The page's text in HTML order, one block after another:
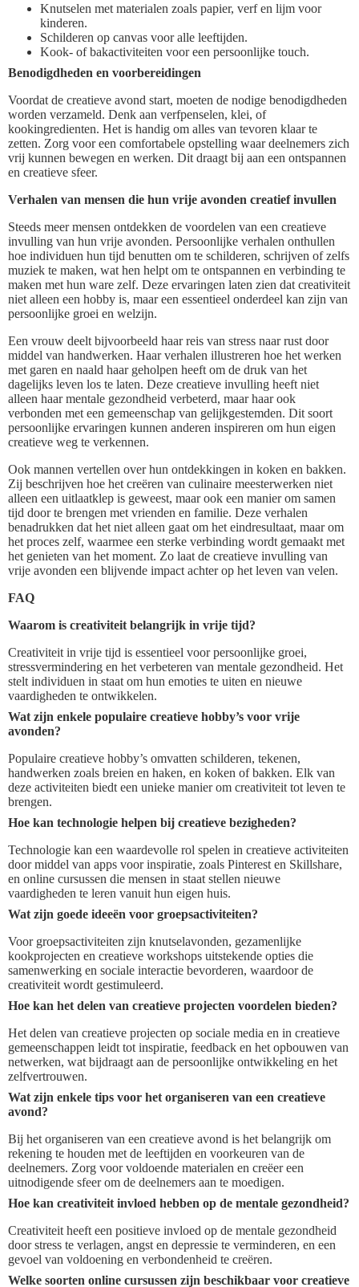
Knutselen met materialen zoals papier, verf en lijm voor
kinderen.
Schilderen op canvas voor alle leeftijden.
Kook- of bakactiviteiten voor een persoonlijke touch.
Benodigdheden en voorbereidingen
Voordat de creatieve avond start, moeten de nodige benodigdheden
worden verzameld. Denk aan verfpenselen, klei, of
kookingredienten. Het is handig om alles van tevoren klaar te
zetten. Zorg voor een comfortabele opstelling waar deelnemers zich
vrij kunnen bewegen en werken. Dit draagt bij aan een ontspannen
en creatieve sfeer.
Verhalen van mensen die hun vrije avonden creatief invullen
Steeds meer mensen ontdekken de voordelen van een creatieve
invulling van hun vrije avonden. Persoonlijke verhalen onthullen
hoe individuen hun tijd benutten om te schilderen, schrijven of zelfs
muziek te maken, wat hen helpt om te ontspannen en verbinding te
maken met hun ware zelf. Deze ervaringen laten zien dat creativiteit
niet alleen een hobby is, maar een essentieel onderdeel kan zijn van
persoonlijke groei en welzijn.
Een vrouw deelt bijvoorbeeld haar reis van stress naar rust door
middel van handwerken. Haar verhalen illustreren hoe het werken
met garen en naald haar geholpen heeft om de druk van het
dagelijks leven los te laten. Deze creatieve invulling heeft niet
alleen haar mentale gezondheid verbeterd, maar haar ook
verbonden met een gemeenschap van gelijkgestemden. Dit soort
persoonlijke ervaringen kunnen anderen inspireren om hun eigen
creatieve weg te verkennen.
Ook mannen vertellen over hun ontdekkingen in koken en bakken.
Zij beschrijven hoe het creëren van culinaire meesterwerken niet
alleen een uitlaatklep is geweest, maar ook een manier om samen
tijd door te brengen met vrienden en familie. Deze verhalen
benadrukken dat het niet alleen gaat om het eindresultaat, maar om
het proces zelf, waarmee een sterke verbinding wordt gemaakt met
het genieten van het moment. Zo laat de creatieve invulling van
vrije avonden een blijvende impact achter op het leven van velen.
FAQ
Waarom is creativiteit belangrijk in vrije tijd?
Creativiteit in vrije tijd is essentieel voor persoonlijke groei,
stressvermindering en het verbeteren van mentale gezondheid. Het
stelt individuen in staat om hun emoties te uiten en nieuwe
vaardigheden te ontwikkelen.
Wat zijn enkele populaire creatieve hobby’s voor vrije
avonden?
Populaire creatieve hobby’s omvatten schilderen, tekenen,
handwerken zoals breien en haken, en koken of bakken. Elk van
deze activiteiten biedt een unieke manier om creativiteit tot leven te
brengen.
Hoe kan technologie helpen bij creatieve bezigheden?
Technologie kan een waardevolle rol spelen in creatieve activiteiten
door middel van apps voor inspiratie, zoals Pinterest en Skillshare,
en online cursussen die mensen in staat stellen nieuwe
vaardigheden te leren vanuit hun eigen huis.
Wat zijn goede ideeën voor groepsactiviteiten?
Voor groepsactiviteiten zijn knutselavonden, gezamenlijke
kookprojecten en creatieve workshops uitstekende opties die
samenwerking en sociale interactie bevorderen, waardoor de
creativiteit wordt gestimuleerd.
Hoe kan het delen van creatieve projecten voordelen bieden?
Het delen van creatieve projecten op sociale media en in creatieve
gemeenschappen leidt tot inspiratie, feedback en het opbouwen van
netwerken, wat bijdraagt aan de persoonlijke ontwikkeling en het
zelfvertrouwen.
Wat zijn enkele tips voor het organiseren van een creatieve
avond?
Bij het organiseren van een creatieve avond is het belangrijk om
rekening te houden met de leeftijden en voorkeuren van de
deelnemers. Zorg voor voldoende materialen en creëer een
uitnodigende sfeer om de deelnemers aan te moedigen.
Hoe kan creativiteit invloed hebben op de mentale gezondheid?
Creativiteit heeft een positieve invloed op de mentale gezondheid
door stress te verlagen, angst en depressie te verminderen, en een
gevoel van voldoening en verbondenheid te creëren.
Welke soorten online cursussen zijn beschikbaar voor creatieve